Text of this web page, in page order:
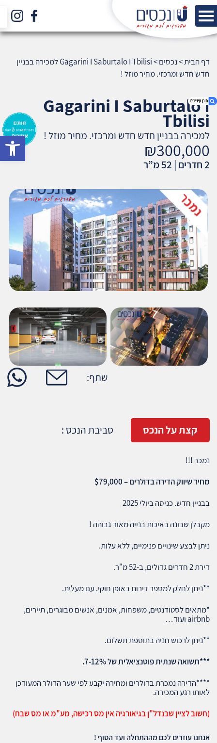
1. Gagarini I Saburtalo I Tbilisi למכירה בבניין
חדש חדש ומרכזי. מחיר מוזל !
2. אודות U נכסים
4. ₪300,000
5. אנחנו עוזרים לכם מההתחלה ועד הסוף !
6. בפתיחת חשבון, התנהלות מול עו"ד ונוטריון
מקומי, מימון מקסימלי, מסמכים, העברות, שיפוץ,
ניהול, ייעוץ, התאמות, מכירה חוזרת ועוד.
דף הבית>נכסים>
Gagarini I Saburtalo I Tbilisi למכירה בבניין
חדש חדש ומרכזי. מחיר מוזל !
Gagarini I Saburtalo I
Tbilisi
למכירה בבניין חדש חדש ומרכזי. מחיר מוזל !
₪300,000
2 חדרים | 52 מ”ר
שתף:
קצת על הנכס סביבת הנכס :
נמכר !!!
מחיר שיווק הדירה בדולרים – $79,000
בבניין חדש. כניסה ביולי 2025
מקבלן שבונה באיכות בנייה מאוד גבוהה !
ניתן לבצע שינויים פנימיים, ללא עלות.
דירת 2 חדרים גדולים, ב-52 מ"ר.
**ניתן לחלק למספר דירות באופן חוקי. עם מעלית.
*מתאים לסטודנטים, משפחות, אמנים, אנשים מבוגרים, תיירים,
airbnb ועוד…
**ניתן לרכוש חניה בתוספת תשלום.
***תשואה שנתית פוטנציאלית של 7-12%.
****הדירה נמכרת בדולרים ומחירה יקבע לפי שער הדולר המעודכן
לאותו רגע המכירה.
(חשוב לציין שבנדל"ן בגיאורגיה אין מס רכישה, מע"מ או מס שבח)
אנחנו עוזרים לכם מההתחלה ועד הסוף !